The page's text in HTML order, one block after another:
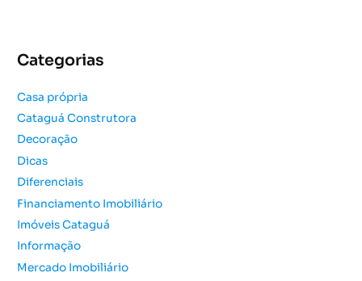
i
a
r
p
o
r
Categorias
Casa própria
Cataguá Construtora
Decoração
Dicas
Diferenciais
Financiamento Imobiliário
Imóveis Cataguá
Informação
Mercado Imobiliário